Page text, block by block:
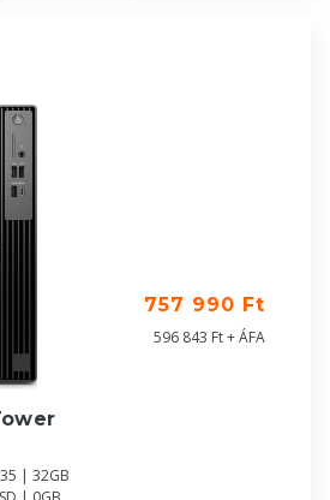
| 32GB
757 990 Ft
596 843 Ft + ÁFA